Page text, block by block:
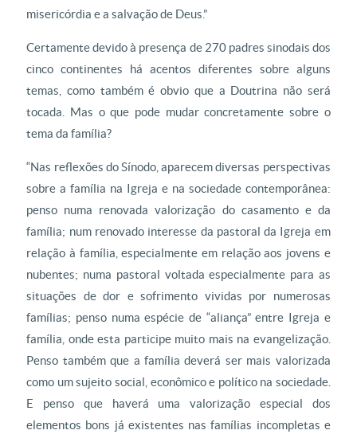
misericórdia e a salvação de Deus.”
Certamente devido à presença de 270 padres sinodais dos
cinco continentes há acentos diferentes sobre alguns
temas, como também é obvio que a Doutrina não será
tocada. Mas o que pode mudar concretamente sobre o
tema da família?
“Nas reflexões do Sínodo, aparecem diversas perspectivas
sobre a família na Igreja e na sociedade contemporânea:
penso numa renovada valorização do casamento e da
família; num renovado interesse da pastoral da Igreja em
relação à família, especialmente em relação aos jovens e
nubentes; numa pastoral voltada especialmente para as
situações de dor e sofrimento vividas por numerosas
famílias; penso numa espécie de “aliança” entre Igreja e
família, onde esta participe muito mais na evangelização.
Penso também que a família deverá ser mais valorizada
como um sujeito social, econômico e político na sociedade.
E penso que haverá uma valorização especial dos
elementos bons já existentes nas famílias incompletas e